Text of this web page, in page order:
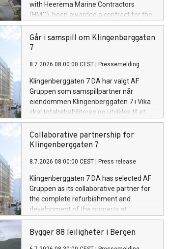
with Heerema Marine Contractors
(HMC), been awarded a contract for the
engineering, preparation, removal &
disposal (EPRD) of a North Sea platform
on the UK Continental Shelf. This marks
consortium within a short timeframe.
Går i samspill om Klingenberggaten
7
8.7.2026 08:00:00 CEST Pressemelding
Klingenberggaten 7 DA har valgt AF
Gruppen som samspillpartner når
eiendommen Klingenberggaten 7 i Vika
skal totalrehabiliteres og utvikles til et
nytt kontorkonsept. Prosjektet profileres
som SYV, med ambisjon om å skape et
moderne næringsbygg med svært høye
Collaborative partnership for
Klingenberggaten 7
8.7.2026 08:00:00 CEST Press release
Klingenberggaten 7 DA has selected AF
Gruppen as its collaborative partner for
the complete refurbishment and
development of the property at
Klingenberggaten 7 in Vika into a new
office concept. The project will be
Bygger 88 leiligheter i Bergen